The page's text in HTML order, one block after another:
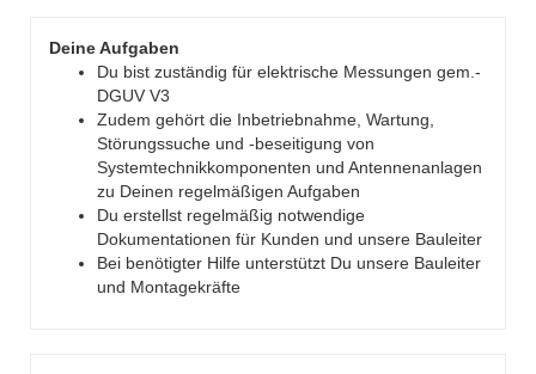
Deine Aufgaben
Du bist zuständig für elektrische Messungen gem.-
DGUV V3
Zudem gehört die Inbetriebnahme, Wartung,
Störungssuche und -beseitigung von
Systemtechnikkomponenten und Antennenanlagen
zu Deinen regelmäßigen Aufgaben
Du erstellst regelmäßig notwendige
Dokumentationen für Kunden und unsere Bauleiter
Bei benötigter Hilfe unterstützt Du unsere Bauleiter
und Montagekräfte